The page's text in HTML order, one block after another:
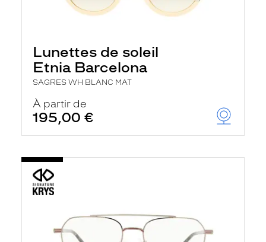
Lunettes de soleil
Etnia Barcelona
SAGRES WH BLANC MAT
À partir de
195,00 €